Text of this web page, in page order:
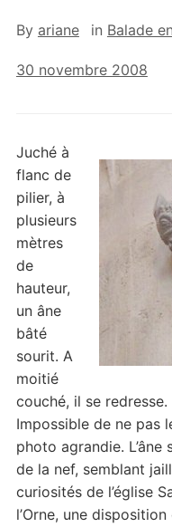
By ariane in Balade
30 novembre 2008
Juché à
flanc de
pilier, à
plusieurs
mètres
de
hauteur,
un âne
bâté
sourit. A
moitié
couché, il se
Impossible de ne pas
photo agrandie.
de la nef, semblant
curiosités de l’église
l’Orne, une